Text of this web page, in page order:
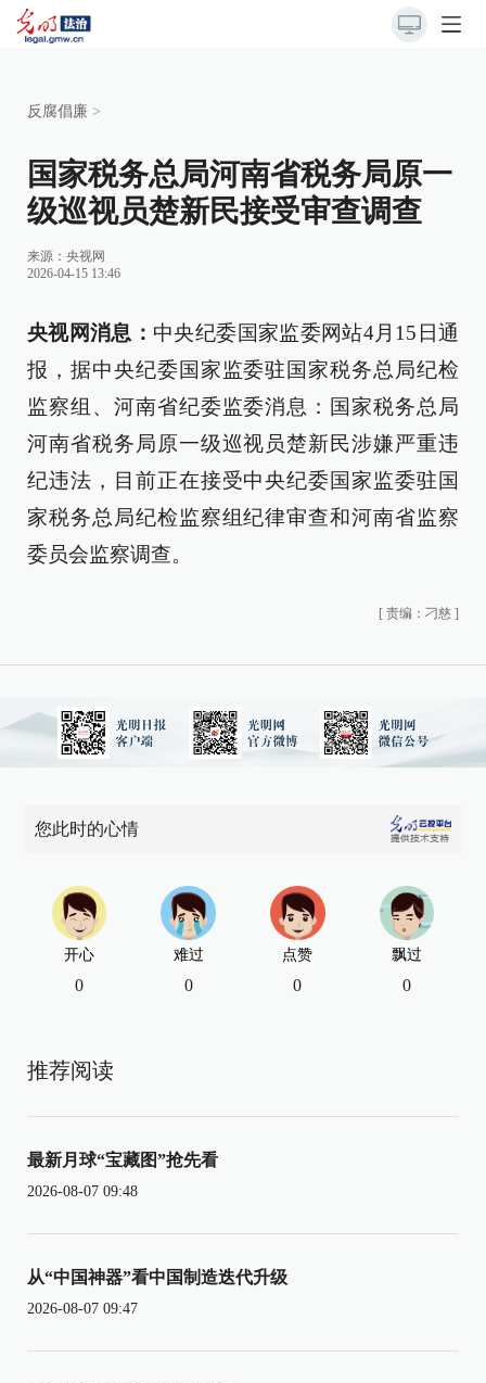
反腐倡廉 >
国家税务总局河南省税务局原一
级巡视员楚新民接受审查调查
来源： 央视网
2026-04-15 13:46
央视网消息： 中央纪委国家监委网站4月15日通
报，据中央纪委国家监委驻国家税务总局纪检
监察组、河南省纪委监委消息：国家税务总局
河南省税务局原一级巡视员楚新民涉嫌严重违
纪违法，目前正在接受中央纪委国家监委驻国
家税务总局纪检监察组纪律审查和河南省监察
委员会监察调查。
[ 责编：刁慈 ]
您此时的心情
开心
0
难过
0
点赞
0
飘过
0
推荐阅读
最新月球“宝藏图”抢先看
2026-08-07 09:48
从“中国神器”看中国制造迭代升级
2026-08-07 09:47